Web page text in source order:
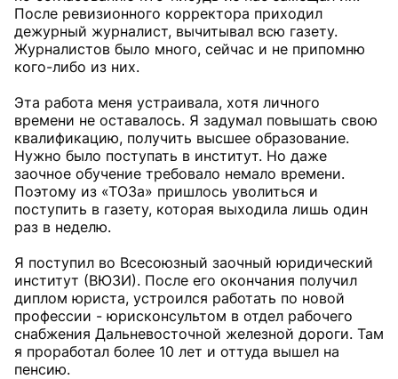
После ревизионного корректора приходил
дежурный журналист, вычитывал всю газету.
Журналистов было много, сейчас и не припомню
кого-либо из них.
Эта работа меня устраивала, хотя личного
времени не оставалось. Я задумал повышать свою
квалификацию, получить высшее образование.
Нужно было поступать в институт. Но даже
заочное обучение требовало немало времени.
Поэтому из «ТОЗа» пришлось уволиться и
поступить в газету, которая выходила лишь один
раз в неделю.
Я поступил во Всесоюзный заочный юридический
институт (ВЮЗИ). После его окончания получил
диплом юриста, устроился работать по новой
профессии - юрисконсультом в отдел рабочего
снабжения Дальневосточной железной дороги. Там
я проработал более 10 лет и оттуда вышел на
пенсию.